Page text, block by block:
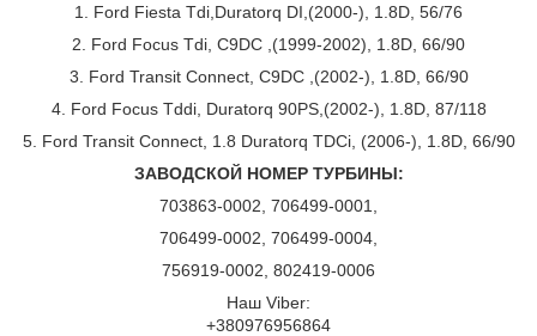
1. Ford Fiesta Tdi,Duratorq DI,(2000-), 1.8D, 56/76
2. Ford Focus Tdi, C9DC ,(1999-2002), 1.8D, 66/90
3. Ford Transit Connect, C9DC ,(2002-), 1.8D, 66/90
4. Ford Focus Tddi, Duratorq 90PS,(2002-), 1.8D, 87/118
5. Ford Transit Connect, 1.8 Duratorq TDCi, (2006-), 1.8D, 66/90
ЗАВОДСКОЙ НОМЕР ТУРБИНЫ:
703863-0002, 706499-0001,
706499-0002, 706499-0004,
756919-0002, 802419-0006
Наш Viber:
+380976956864